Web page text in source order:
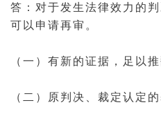
答：对于发生法律效力 的
可以申请再审。
（一）有新的证据 ，足以
（二）原判决、裁定认定